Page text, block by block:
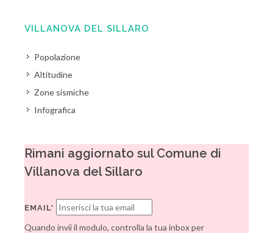
VILLANOVA DEL SILLARO
Popolazione
Altitudine
Zone sismiche
Infografica
Rimani aggiornato sul Comune di
Villanova del Sillaro
EMAIL*
Quando invii il modulo, controlla la tua inbox per